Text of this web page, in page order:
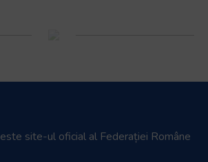
este site-ul oficial al Federației Române